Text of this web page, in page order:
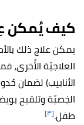
كيف يُمكن
يمكن علاج ذلك
العلاجيّة الأُخرى،
الأنابيب) لضمان
الخِصيّة وتلقيح
طفل.[٣]